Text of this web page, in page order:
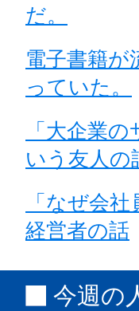
だ。
電子書籍が
っていた。
「大企業
いう友人の
「なぜ会
経営者の話
今週の